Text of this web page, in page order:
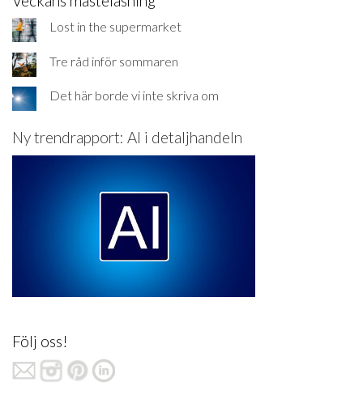
Lost in the supermarket
Tre råd inför sommaren
Det här borde vi inte skriva om
Ny trendrapport: AI i detaljhandeln
Följ oss!